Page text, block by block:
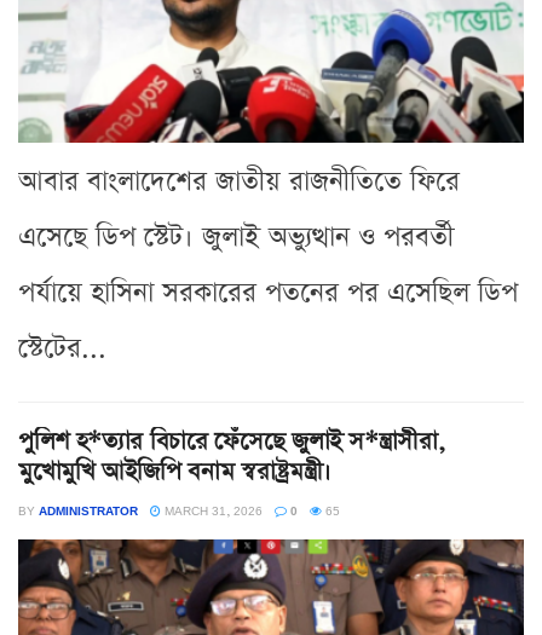
আবার বাংলাদেশের জাতীয় রাজনীতিতে ফিরে
এসেছে ডিপ স্টেট। জুলাই অভ্যুত্থান ও পরবর্তী
পর্যায়ে হাসিনা সরকারের পতনের পর এসেছিল ডিপ
স্টেটের...
পুলিশ হ*ত্যার বিচারে ফেঁসেছে জুলাই স*ন্ত্রাসীরা,
মুখোমুখি আইজিপি বনাম স্বরাষ্ট্রমন্ত্রী।
BY ADMINISTRATOR MARCH 31, 2026 0 65